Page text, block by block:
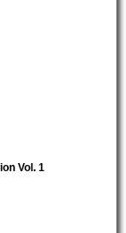
Vol. 1